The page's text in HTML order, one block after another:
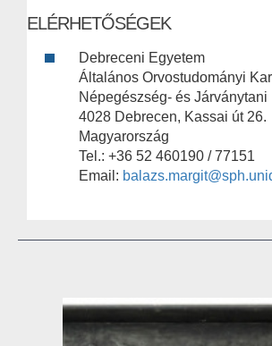
ELÉRHETŐSÉGEK
Debreceni Egyetem
Általános Orvostudományi Kar
Népegészség- és Járványtani
4028 Debrecen, Kassai út 26.
Magyarország
Tel.: +36 52 460190 / 77151
Email: